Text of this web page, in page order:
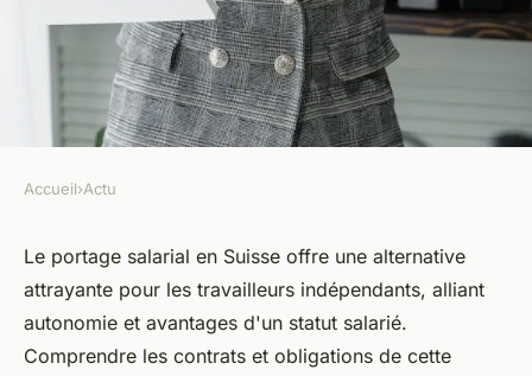
Naviguer les contrats et
obligations en portage salarial
en Suisse
Accueil›Actu
Le portage salarial en Suisse offre une alternative
attrayante pour les travailleurs indépendants, alliant
autonomie et avantages d'un statut salarié.
Comprendre les contrats et obligations de cette